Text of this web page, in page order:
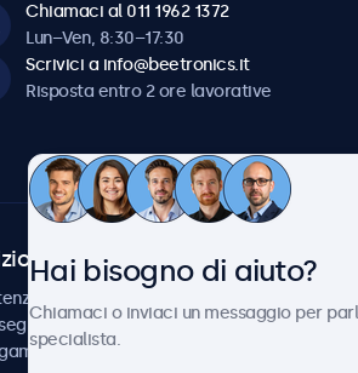
Chiamaci al 011 1962 1372
Lun–Ven, 8:30–17:30
Scrivici a info@beetronics.it
Risposta entro 2 ore lavorative
Clienti Chi
Notizie e
Hai bisogno di aiuto?
Chiamaci o inviaci un messaggio per
specialista.